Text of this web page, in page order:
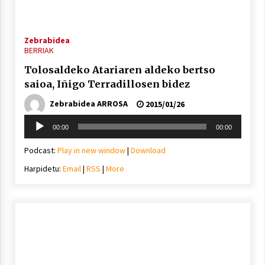
Mahai-ingurua: irratia, podcastak
eta ondoren zer?
2021/11/12
Zebrabidea
BERRIAK
Tolosaldeko Atariaren aldeko bertso
saioa, Iñigo Terradillosen bidez
Zebrabidea ARROSA
2015/01/26
Soinu
erreproduzigailua
00:00 00:00
Podcast: Play in new window| Download
Harpidetu: Email| RSS | More